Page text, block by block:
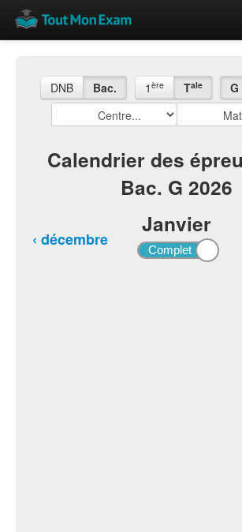
Vue globale
Rajouter
DNB Bac. 1 ère Tale G
Calendrier des
Bac. G 2026
Janvier
‹ décembre